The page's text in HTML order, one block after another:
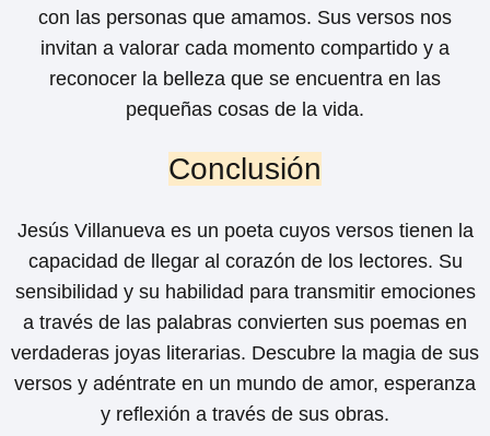
con las personas que amamos. Sus versos nos
invitan a valorar cada momento compartido y a
reconocer la belleza que se encuentra en las
pequeñas cosas de la vida.
Conclusión
Jesús Villanueva es un poeta cuyos versos tienen la
capacidad de llegar al corazón de los lectores. Su
sensibilidad y su habilidad para transmitir emociones
a través de las palabras convierten sus poemas en
verdaderas joyas literarias. Descubre la magia de sus
versos y adéntrate en un mundo de amor, esperanza
y reflexión a través de sus obras.